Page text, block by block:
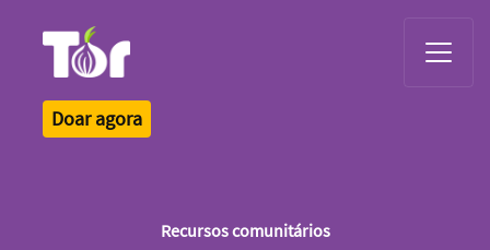
Doar agora
Recursos comunitários